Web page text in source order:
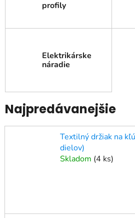
profily
Elektrikárske
náradie
Najpredávanejšie
Textilný držiak na
dielov)
Skladom (4 ks)